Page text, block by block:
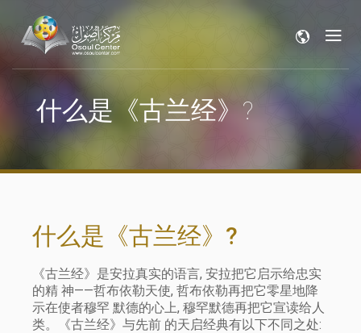
什么是《古兰经》?
什么是《古兰经》?
《古兰经》是安拉真实的语言, 安拉把它启示给忠实
的精 神——哲布依勒天使, 哲布依勒再把它零星地降
示在使者穆罕 默德的心上, 穆罕默德再把它宣读给人
类。《古兰经》与先前 的天启经典有以下不同之处: